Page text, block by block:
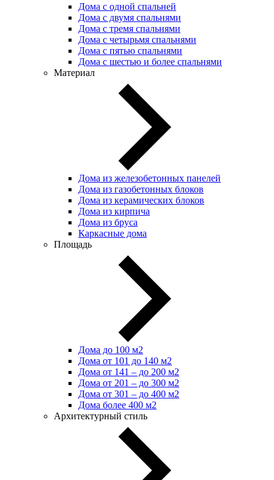
Дома с одной спальней
Дома с двумя спальнями
Дома с тремя спальнями
Дома с четырьмя спальнями
Дома с пятью спальнями
Дома с шестью и более спальнями
Материал
Дома из железобетонных панелей
Дома из газобетонных блоков
Дома из керамических блоков
Дома из кирпича
Дома из бруса
Каркасные дома
Площадь
Дома до 100 м2
Дома от 101 до 140 м2
Дома от 141 – до 200 м2
Дома от 201 – до 300 м2
Дома от 301 – до 400 м2
Дома более 400 м2
Архитектурный стиль